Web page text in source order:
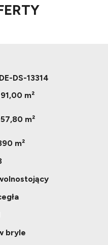
DS-13314
m²
m²
m²
bryle